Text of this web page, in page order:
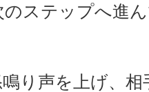
のステップへ進
り声を上げ、